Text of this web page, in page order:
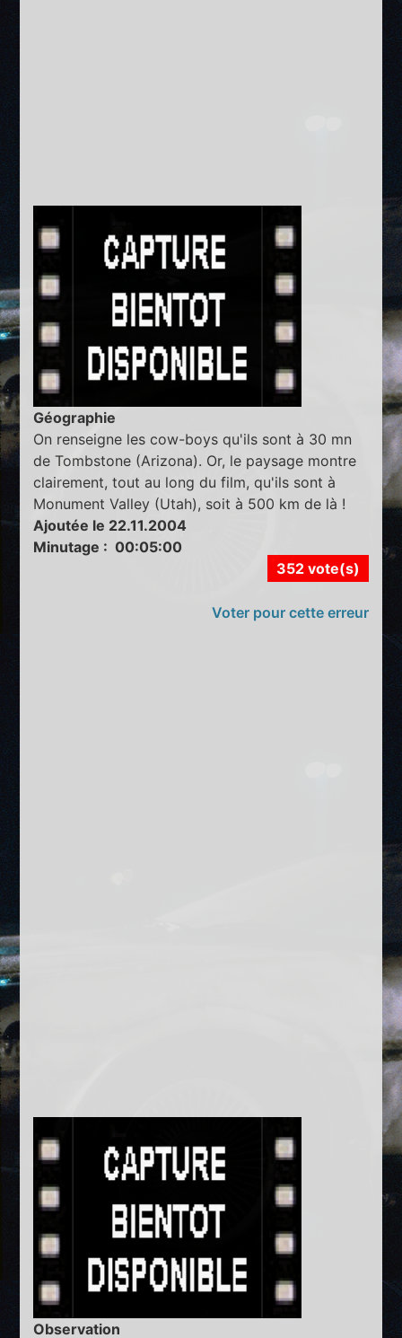
Géographie
On renseigne les cow-boys qu'ils sont à 30 mn
de Tombstone (Arizona). Or, le paysage montre
clairement, tout au long du film, qu'ils sont à
Monument Valley (Utah), soit à 500 km de là !
Ajoutée le 22.11.2004
Minutage : 00:05:00
352 vote(s)
Voter pour cette erreur
Observation